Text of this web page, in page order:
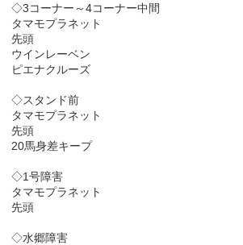
◇3コーナー～4コーナー中間
タマモプラネット
先頭
ウインレーベン
ピエナクルーズ
◇スタンド前
タマモプラネット
先頭
20馬身差キープ
◇1号障害
タマモプラネット
先頭
◇水郷障害